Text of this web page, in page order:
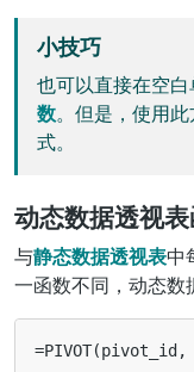
小技巧
也可以直接在空
数。但是，使用
式。
动态数据透视
与静态数据透视表中
一函数不同，动态数